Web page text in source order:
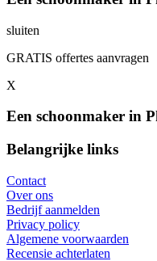
sluiten
GRATIS offertes aanvragen
X
Een schoonmaker in
Belangrijke links
Contact
Over ons
Bedrijf aanmelden
Privacy policy
Algemene voorwaarden
Recensie achterlaten